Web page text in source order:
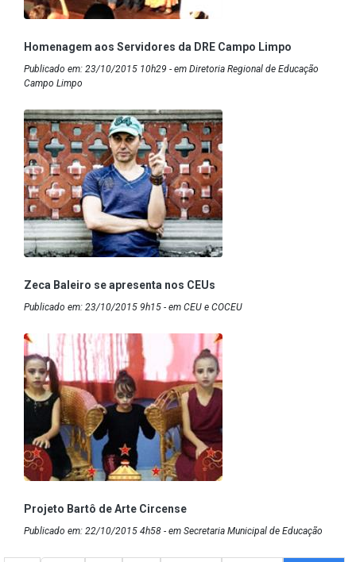
Homenagem aos Servidores da DRE Campo Limpo
Publicado em: 23/10/2015 10h29 - em Diretoria Regional de Educação
Campo Limpo
Zeca Baleiro se apresenta nos CEUs
Publicado em: 23/10/2015 9h15 - em CEU e COCEU
Projeto Bartô de Arte Circense
Publicado em: 22/10/2015 4h58 - em Secretaria Municipal de Educação